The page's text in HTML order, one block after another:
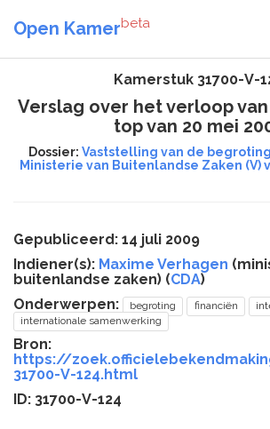
Open Kamerbeta
Kamerstuk 31700-V-
Verslag over het verloop
top van 20 mei
Dossier: Vaststelling van de
Ministerie van Buitenlandse Zaken (V)
Gepubliceerd: 14 juli 2009
Indiener(s): Maxime Verhagen
buitenlandse zaken) (CDA)
Onderwerpen:
begroting financiën
internationale samenwerking
Bron:
https://
31700-V-124.html
ID: 31700-V-124